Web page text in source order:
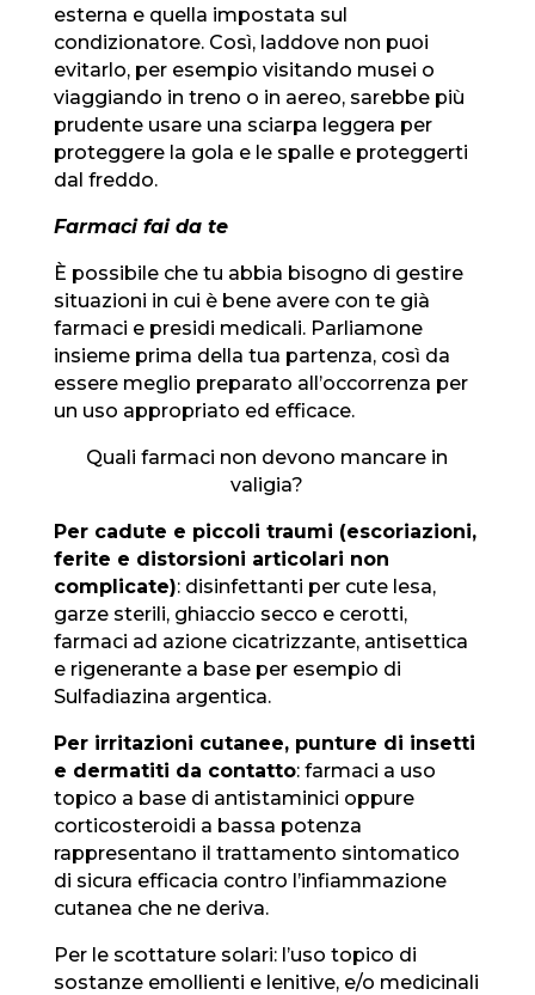
esterna e quella impostata sul
condizionatore. Così, laddove non puoi
evitarlo, per esempio visitando musei o
viaggiando in treno o in aereo, sarebbe più
prudente usare una sciarpa leggera per
proteggere la gola e le spalle e proteggerti
dal freddo.
Farmaci fai da te
È possibile che tu abbia bisogno di gestire
situazioni in cui è bene avere con te già
farmaci e presidi medicali. Parliamone
insieme prima della tua partenza, così da
essere meglio preparato all’occorrenza per
un uso appropriato ed efficace.
Quali farmaci non devono mancare in
valigia?
Per cadute e piccoli traumi (escoriazioni,
ferite e distorsioni articolari non
complicate): disinfettanti per cute lesa,
garze sterili, ghiaccio secco e cerotti,
farmaci ad azione cicatrizzante, antisettica
e rigenerante a base per esempio di
Sulfadiazina argentica.
Per irritazioni cutanee, punture di insetti
e dermatiti da contatto: farmaci a uso
topico a base di antistaminici oppure
corticosteroidi a bassa potenza
rappresentano il trattamento sintomatico
di sicura efficacia contro l’infiammazione
cutanea che ne deriva.
Per le scottature solari: l’uso topico di
sostanze emollienti e lenitive, e/o medicinali